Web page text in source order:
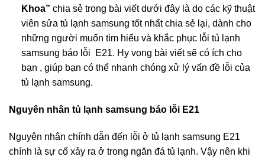
Khoa” chia sẻ trong bài viết dưới đây là do các kỹ thuật
viên sửa tủ lạnh samsung tốt nhất chia sẻ lại, dành cho
những người muốn tìm hiểu và khắc phục lỗi tủ lạnh
samsung báo lỗi E21. Hy vọng bài viết sẽ có ích cho
bạn , giúp bạn có thể nhanh chóng xử lý vấn đề lỗi của
tủ lạnh samsung.
Nguyên nhân tủ lạnh samsung báo lỗi E21
Nguyên nhân chính dẫn đến lỗi ở tủ lạnh samsung E21
chính là sự cố xảy ra ở trong ngăn đá tủ lạnh. Vậy nên khi